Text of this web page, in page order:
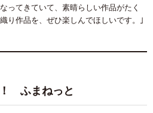
ってきていて、素晴らしい作品がたく
り作品を、ぜひ楽しんでほしいです。｣
ふまねっと